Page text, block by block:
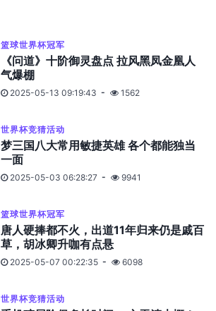
篮球世界杯冠军
《问道》十阶御灵盘点 拉风黑凤金凰人
气爆棚
2025-05-13 09:19:43 1562
世界杯竞猜活动
梦三国八大常用敏捷英雄 各个都能独当
一面
2025-05-03 06:28:27 9941
篮球世界杯冠军
唐人硬捧都不火，出道11年归来仍是戚百
草，胡冰卿升咖有点悬
2025-05-07 00:22:35 6098
世界杯竞猜活动